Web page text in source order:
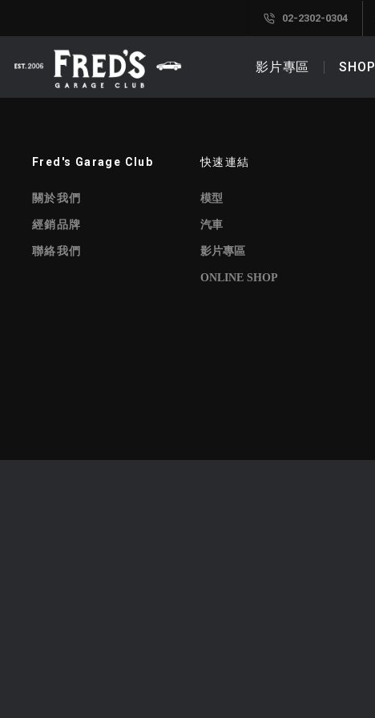
02-2302-0304
影片專區 SHOP
Fred's Garage Club
關於我們
經銷品牌
聯絡我們
快速連結
模型
汽車
影片專區
ONLINE SHOP